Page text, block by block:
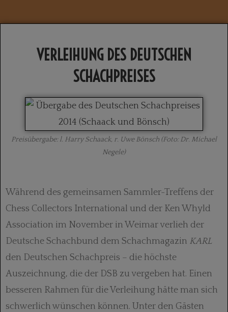
VERLEIHUNG DES DEUTSCHEN
SCHACHPREISES
Preisübergabe: l. Harry Schaack, r. Uwe Bönsch (Foto: Dr. Michael
Negele)
Während des gemeinsamen Sammler-Treffens der
Chess Collectors International und der Ken Whyld
Association im November in Weimar verlieh der
Deutsche Schachbund dem Schachmagazin KARL
den Deutschen Schachpreis – die höchste
Auszeichnung, die der DSB zu vergeben hat. Einen
besseren Rahmen für die Verleihung hätte man sich
schwerlich wünschen können. Unter den Gästen